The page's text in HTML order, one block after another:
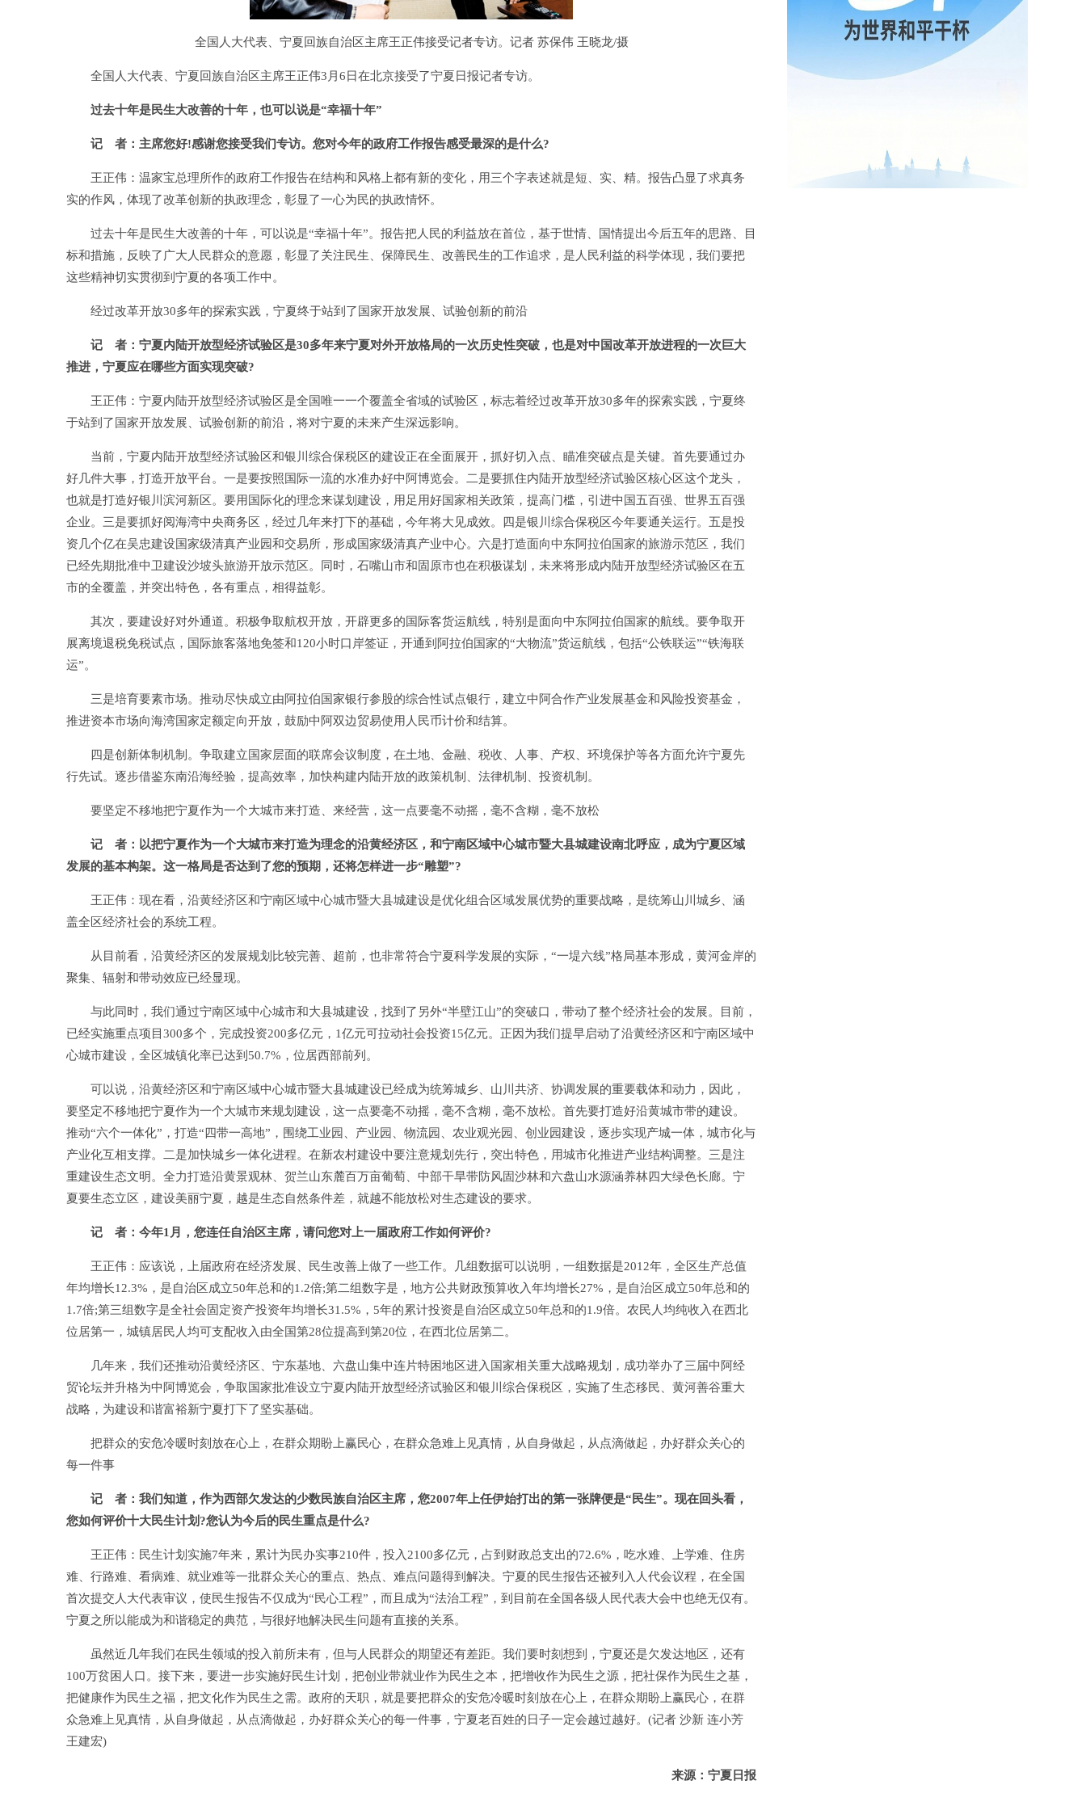
全国人大代表、宁夏回族自治区主席王正伟接受记者专访。记者 苏保伟 王晓龙/摄
全国人大代表、宁夏回族自治区主席王正伟3月6日在北京接受了宁夏日报记者专访。
过去十年是民生大改善的十年，也可以说是“幸福十年”
记 者： 主席您好!感谢您接受我们专访。您对今年的政府工作报告感受最深的是什么?
王正伟：温家宝总理所作的政府工作报告在结构和风格上都有新的变化，用三个字表述就是短、实、精。报告凸显了求真务
实的作风，体现了改革创新的执政理念，彰显了一心为民的执政情怀。
过去十年是民生大改善的十年，可以说是“幸福十年”。报告把人民的利益放在首位，基于世情、国情提出今后五年的思路、目
标和措施，反映了广大人民群众的意愿，彰显了关注民生、保障民生、改善民生的工作追求，是人民利益的科学体现，我们要把
这些精神切实贯彻到宁夏的各项工作中。
经过改革开放30多年的探索实践，宁夏终于站到了国家开放发展、试验创新的前沿
记 者：宁夏内陆开放型经济试验区是30多年来宁夏对外开放格局的一次历史性突破，也是对中国改革开放进程的一次巨大
推进，宁夏应在哪些方面实现突破?
王正伟：宁夏内陆开放型经济试验区是全国唯一一个覆盖全省域的试验区，标志着经过改革开放30多年的探索实践，宁夏终
于站到了国家开放发展、试验创新的前沿，将对宁夏的未来产生深远影响。
当前，宁夏内陆开放型经济试验区和银川综合保税区的建设正在全面展开，抓好切入点、瞄准突破点是关键。首先要通过办
好几件大事，打造开放平台。一是要按照国际一流的水准办好中阿博览会。二是要抓住内陆开放型经济试验区核心区这个龙头，
也就是打造好银川滨河新区。要用国际化的理念来谋划建设，用足用好国家相关政策，提高门槛，引进中国五百强、世界五百强
企业。三是要抓好阅海湾中央商务区，经过几年来打下的基础，今年将大见成效。四是银川综合保税区今年要通关运行。五是投
资几个亿在吴忠建设国家级清真产业园和交易所，形成国家级清真产业中心。六是打造面向中东阿拉伯国家的旅游示范区，我们
已经先期批准中卫建设沙坡头旅游开放示范区。同时，石嘴山市和固原市也在积极谋划，未来将形成内陆开放型经济试验区在五
市的全覆盖，并突出特色，各有重点，相得益彰。
其次，要建设好对外通道。积极争取航权开放，开辟更多的国际客货运航线，特别是面向中东阿拉伯国家的航线。要争取开
展离境退税免税试点，国际旅客落地免签和120小时口岸签证，开通到阿拉伯国家的“大物流”货运航线，包括“公铁联运”“铁海联
运”。
三是培育要素市场。推动尽快成立由阿拉伯国家银行参股的综合性试点银行，建立中阿合作产业发展基金和风险投资基金，
推进资本市场向海湾国家定额定向开放，鼓励中阿双边贸易使用人民币计价和结算。
四是创新体制机制。争取建立国家层面的联席会议制度，在土地、金融、税收、人事、产权、环境保护等各方面允许宁夏先
行先试。逐步借鉴东南沿海经验，提高效率，加快构建内陆开放的政策机制、法律机制、投资机制。
要坚定不移地把宁夏作为一个大城市来打造、来经营，这一点要毫不动摇，毫不含糊，毫不放松
记 者：以把宁夏作为一个大城市来打造为理念的沿黄经济区，和宁南区域中心城市暨大县城建设南北呼应，成为宁夏区域
发展的基本构架。这一格局是否达到了您的预期，还将怎样进一步“雕塑”?
王正伟：现在看，沿黄经济区和宁南区域中心城市暨大县城建设是优化组合区域发展优势的重要战略，是统筹山川城乡、涵
盖全区经济社会的系统工程。
从目前看，沿黄经济区的发展规划比较完善、超前，也非常符合宁夏科学发展的实际，“一堤六线”格局基本形成，黄河金岸的
聚集、辐射和带动效应已经显现。
与此同时，我们通过宁南区域中心城市和大县城建设，找到了另外“半壁江山”的突破口，带动了整个经济社会的发展。目前，
已经实施重点项目300多个，完成投资200多亿元，1亿元可拉动社会投资15亿元。正因为我们提早启动了沿黄经济区和宁南区域中
心城市建设，全区城镇化率已达到50.7%，位居西部前列。
可以说，沿黄经济区和宁南区域中心城市暨大县城建设已经成为统筹城乡、山川共济、协调发展的重要载体和动力，因此，
要坚定不移地把宁夏作为一个大城市来规划建设，这一点要毫不动摇，毫不含糊，毫不放松。首先要打造好沿黄城市带的建设。
推动“六个一体化”，打造“四带一高地”，围绕工业园、产业园、物流园、农业观光园、创业园建设，逐步实现产城一体，城市化与
产业化互相支撑。二是加快城乡一体化进程。在新农村建设中要注意规划先行，突出特色，用城市化推进产业结构调整。三是注
重建设生态文明。全力打造沿黄景观林、贺兰山东麓百万亩葡萄、中部干旱带防风固沙林和六盘山水源涵养林四大绿色长廊。宁
夏要生态立区，建设美丽宁夏，越是生态自然条件差，就越不能放松对生态建设的要求。
记 者：今年1月，您连任自治区主席，请问您对上一届政府工作如何评价?
王正伟：应该说，上届政府在经济发展、民生改善上做了一些工作。几组数据可以说明，一组数据是2012年，全区生产总值
年均增长12.3%，是自治区成立50年总和的1.2倍;第二组数字是，地方公共财政预算收入年均增长27%，是自治区成立50年总和的
1.7倍;第三组数字是全社会固定资产投资年均增长31.5%，5年的累计投资是自治区成立50年总和的1.9倍。农民人均纯收入在西北
位居第一，城镇居民人均可支配收入由全国第28位提高到第20位，在西北位居第二。
几年来，我们还推动沿黄经济区、宁东基地、六盘山集中连片特困地区进入国家相关重大战略规划，成功举办了三届中阿经
贸论坛并升格为中阿博览会，争取国家批准设立宁夏内陆开放型经济试验区和银川综合保税区，实施了生态移民、黄河善谷重大
战略，为建设和谐富裕新宁夏打下了坚实基础。
把群众的安危冷暖时刻放在心上，在群众期盼上赢民心，在群众急难上见真情，从自身做起，从点滴做起，办好群众关心的
每一件事
记 者：我们知道，作为西部欠发达的少数民族自治区主席，您2007年上任伊始打出的第一张牌便是“民生”。现在回头看，
您如何评价十大民生计划?您认为今后的民生重点是什么?
王正伟：民生计划实施7年来，累计为民办实事210件，投入2100多亿元，占到财政总支出的72.6%，吃水难、上学难、住房
难、行路难、看病难、就业难等一批群众关心的重点、热点、难点问题得到解决。宁夏的民生报告还被列入人代会议程，在全国
首次提交人大代表审议，使民生报告不仅成为“民心工程”，而且成为“法治工程”，到目前在全国各级人民代表大会中也绝无仅有。
宁夏之所以能成为和谐稳定的典范，与很好地解决民生问题有直接的关系。
虽然近几年我们在民生领域的投入前所未有，但与人民群众的期望还有差距。我们要时刻想到，宁夏还是欠发达地区，还有
100万贫困人口。接下来，要进一步实施好民生计划，把创业带就业作为民生之本，把增收作为民生之源，把社保作为民生之基，
把健康作为民生之福，把文化作为民生之需。政府的天职，就是要把群众的安危冷暖时刻放在心上，在群众期盼上赢民心，在群
众急难上见真情，从自身做起，从点滴做起，办好群众关心的每一件事，宁夏老百姓的日子一定会越过越好。(记者 沙新 连小芳
王建宏)
来源：宁夏日报